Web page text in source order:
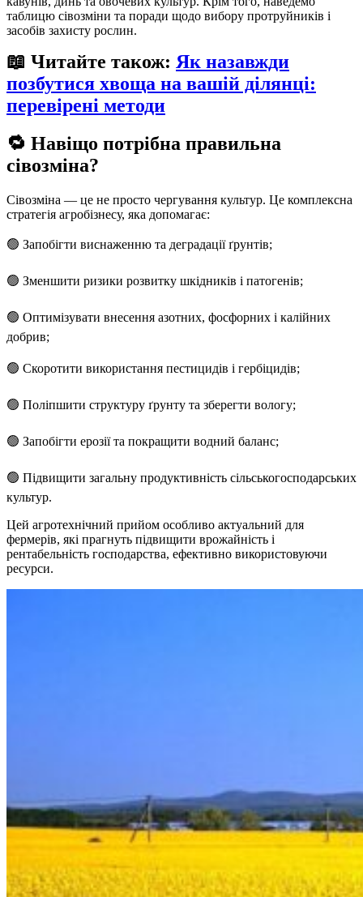
таблицю сівозміни та поради щодо вибору протруйників і
засобів захисту рослин.
📖 Читайте також: Як назавжди
позбутися хвоща на вашій ділянці:
перевірені методи
🔁 Навіщо потрібна правильна
сівозміна?
Сівозміна — це не просто чергування культур. Це комплексна
стратегія агробізнесу, яка допомагає:
🟢 Запобігти виснаженню та деградації ґрунтів;
🟢 Зменшити ризики розвитку шкідників і патогенів;
🟢 Оптимізувати внесення азотних, фосфорних і калійних
добрив;
🟢 Скоротити використання пестицидів і гербіцидів;
🟢 Поліпшити структуру ґрунту та зберегти вологу;
🟢 Запобігти ерозії та покращити водний баланс;
🟢 Підвищити загальну продуктивність сільськогосподарських
культур.
Цей агротехнічний прийом особливо актуальний для
фермерів, які прагнуть підвищити врожайність і
рентабельність господарства, ефективно використовуючи
ресурси.